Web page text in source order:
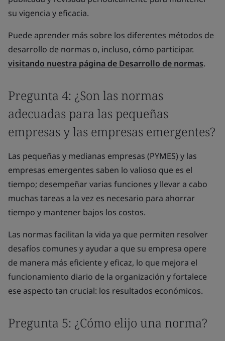
su vigencia y eficacia.
Puede aprender más sobre los diferentes métodos de
desarrollo de normas o, incluso, cómo participar.
visitando nuestra página de Desarrollo de normas.
Pregunta 4: ¿Son las normas
adecuadas para las pequeñas
empresas y las empresas emergentes?
Las pequeñas y medianas empresas (PYMES) y las
empresas emergentes saben lo valioso que es el
tiempo; desempeñar varias funciones y llevar a cabo
muchas tareas a la vez es necesario para ahorrar
tiempo y mantener bajos los costos.
Las normas facilitan la vida ya que permiten resolver
desafíos comunes y ayudar a que su empresa opere
de manera más eficiente y eficaz, lo que mejora el
funcionamiento diario de la organización y fortalece
ese aspecto tan crucial: los resultados económicos.
Pregunta 5: ¿Cómo elijo una norma?